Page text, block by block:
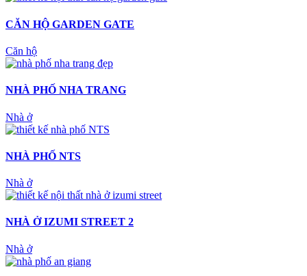
CĂN HỘ GARDEN GATE
Căn hộ
NHÀ PHỐ NHA TRANG
Nhà ở
NHÀ PHỐ NTS
Nhà ở
NHÀ Ở IZUMI STREET 2
Nhà ở